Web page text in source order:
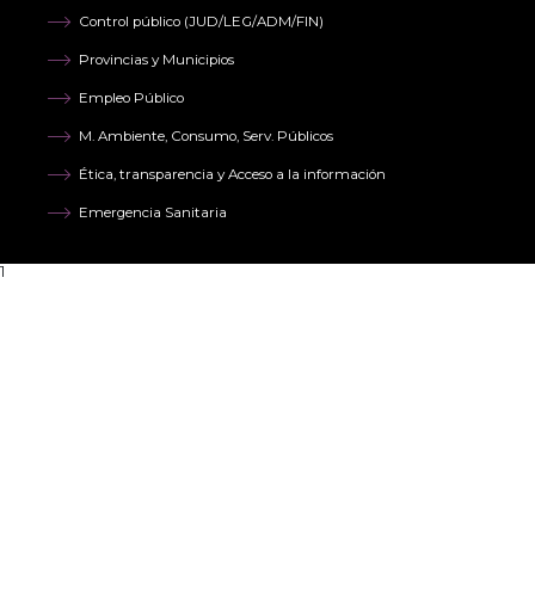
Control público (JUD/LEG/ADM/FIN)
Provincias y Municipios
Empleo Público
M. Ambiente, Consumo, Serv. Públicos
Ética, transparencia y Acceso a la información
Emergencia Sanitaria
1